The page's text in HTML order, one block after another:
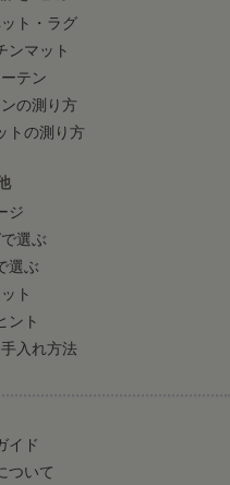
ト・ラグ
ンマット
テン
の測り方
トの測り方
ジ
選ぶ
選ぶ
ト
ント
入れ方法
イド
ついて